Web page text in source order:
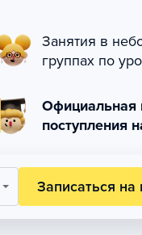
Занятия в
группах по
Официальная
поступления
Записаться на